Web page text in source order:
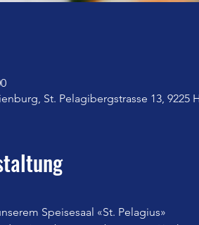
St. Pelagibergstrasse 13, 9225
Speisesaal «St. Pelagius»